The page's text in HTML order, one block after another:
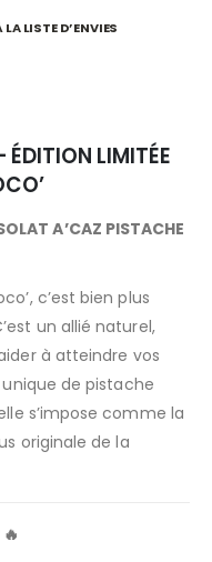
LISTE D’ENVIES
ÉDITION LIMITÉE
A’CAZ PISTACHE
c’est bien plus
un allié naturel,
à atteindre vos
de pistache
s’impose comme la
originale de la